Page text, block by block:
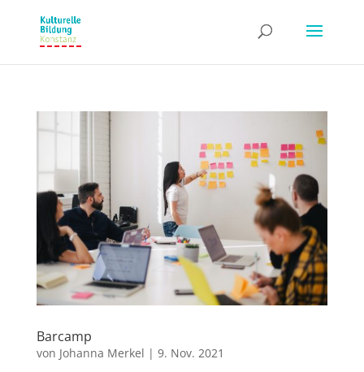
Barcamp
von Johanna Merkel | 9. Nov. 2021